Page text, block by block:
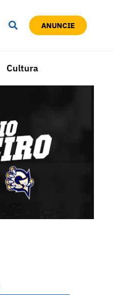
ANUNCIE
Cultura